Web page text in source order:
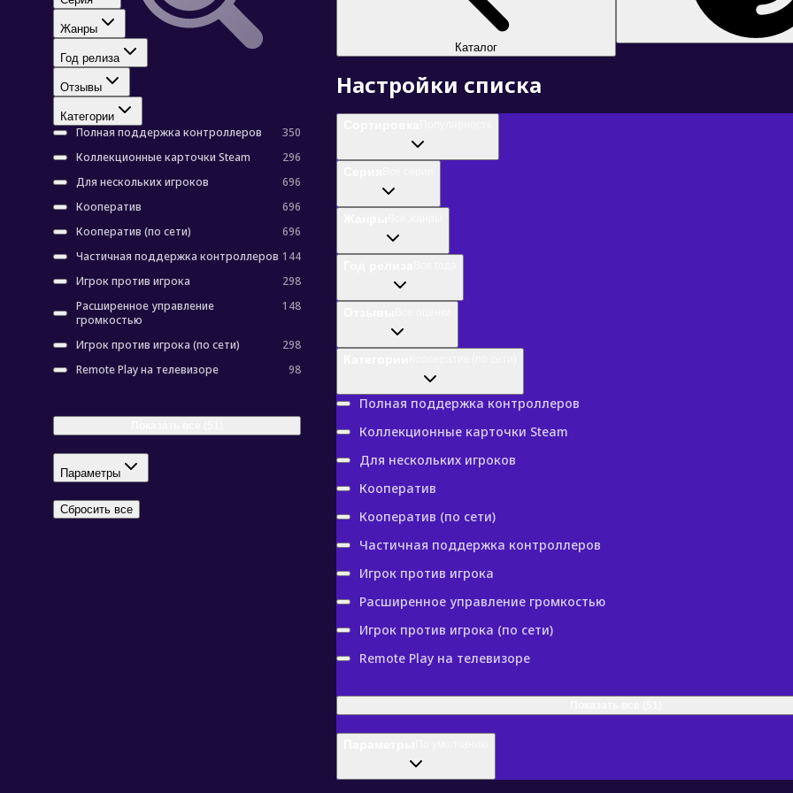
Жанры
Год релиза
Отзывы
Категории
Полная поддержка контроллеров
350
Коллекционные карточки Steam
296
Для нескольких игроков
696
Кооператив
696
Кооператив (по сети)
696
Частичная поддержка контроллеров 144
Игрок против игрока
298
Расширенное управление
громкостью
148
Игрок против игрока (по сети)
298
Remote Play на телевизоре
98
Параметры
Сбросить все
Каталог
Настройки списка
Полная поддержка контроллеров
Коллекционные карточки Steam
Для нескольких игроков
Кооператив
Кооператив (по сети)
Частичная поддержка контроллеров
Игрок против игрока
Расширенное управление громкостью
Игрок против игрока (по сети)
Remote Play на телевизоре
Наша группа
Телеграм
Остались вопросы?
Служба поддержки
© 2026 Rendi
Играй в Steam по подписке